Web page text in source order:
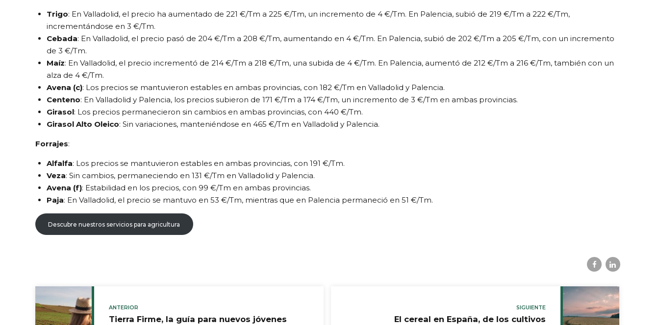
Trigo: En Valladolid, el precio ha aumentado de 221 €/Tm a 225 €/Tm, un incremento de 4 €/Tm. En Palencia, subió de 219 €/Tm a 222 €/Tm,
incrementándose en 3 €/Tm.
Cebada: En Valladolid, el precio pasó de 204 €/Tm a 208 €/Tm, aumentando en 4 €/Tm. En Palencia, subió de 202 €/Tm a 205 €/Tm, con un incremento
de 3 €/Tm.
Maíz: En Valladolid, el precio incrementó de 214 €/Tm a 218 €/Tm, una subida de 4 €/Tm. En Palencia, aumentó de 212 €/Tm a 216 €/Tm, también con un
alza de 4 €/Tm.
Avena (c): Los precios se mantuvieron estables en ambas provincias, con 182 €/Tm en Valladolid y Palencia.
Centeno: En Valladolid y Palencia, los precios subieron de 171 €/Tm a 174 €/Tm, un incremento de 3 €/Tm en ambas provincias.
Girasol: Los precios permanecieron sin cambios en ambas provincias, con 440 €/Tm.
Girasol Alto Oleico: Sin variaciones, manteniéndose en 465 €/Tm en Valladolid y Palencia.
Forrajes:
Alfalfa: Los precios se mantuvieron estables en ambas provincias, con 191 €/Tm.
Veza: Sin cambios, permaneciendo en 131 €/Tm en Valladolid y Palencia.
Avena (f): Estabilidad en los precios, con 99 €/Tm en ambas provincias.
Paja: En Valladolid, el precio se mantuvo en 53 €/Tm, mientras que en Palencia permaneció en 51 €/Tm.
Descubre nuestros servicios para agricultura
ANTERIOR
Tierra Firme, la guía para nuevos jóvenes
SIGUIENTE
El cereal en España, de los cultivos